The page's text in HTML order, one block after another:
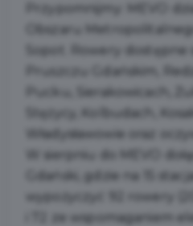
Przypomnijmy: MEVO
Obszaru
Sopot. Rowery dostępne
Pruszczu Gdańskim,
Pucku, Sierakowicach,
Stężycy, Kolbudach,
Władysławowie oraz
W sierpniu do MEVO
Gdański, gdzie na 15
wypożyczyć 92 rowery
i 72 ze wspomaganiem